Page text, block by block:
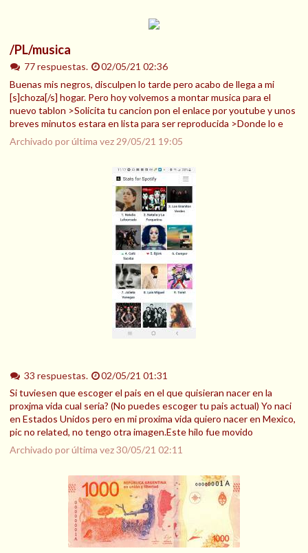
/PL/musica
77 respuestas.
02/05/21 02:36
Buenas mis negros, disculpen lo tarde pero acabo de llega a mi
[s]choza[/s] hogar. Pero hoy volvemos a montar musica para el
nuevo tablon >Solicita tu cancion pon el enlace por youtube y unos
breves minutos estara en lista para ser reproducida >Donde lo e
Archivado por última vez 29/05/21 19:05
33 respuestas.
02/05/21 01:31
Si tuviesen que escoger el pais en el que quisieran nacer en la
proxjma vida cual seria? (No puedes escoger tu pais actual) Yo naci
en Estados Unidos pero en mi proxima vida quiero nacer en Mexico,
pic no related, no tengo otra imagen.Este hilo fue movido
Archivado por última vez30/05/21 02:11